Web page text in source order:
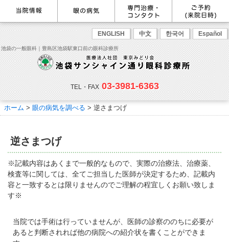
ENGLISH 中文 한국어 Español
池袋の一般眼科｜豊島区池袋駅東口前の眼科診療所
TEL・FAX 03-3981-6363
最新情報
感染症予防のための衛生環境整
備の取り組み
医師のご紹介
当院勤務医師のご紹介 ごあいさつ
院内の様子・設備
院内の様子 検査･治療･手術機器
診療のご案内・アクセス
アクセス
い
診察の流れ
リンク
よくある質問
パンフレットのダウンロード
眼の病気を調べる
病名から探す
症状から探す
目の構造から探す
主な眼科疾患
緑内障 網膜疾患
眼精疲労
ドライアイ
ものもらい
花粉症
白内障
アレルギー性結膜炎
コンタクトレンズ診
学校近視について
点眼液・眼軟膏について
眼科専門治療・特設ページ
緑内障専門治療ページ
角膜疾患専門治療ページ
ドライアイ専門治療ページ
網膜・硝子体専門治療ページ
黄斑疾患専門治療ページ
ぶどう膜炎専門治療ページ
白内障専門治療ページ
花粉症専門ページ
眼形成診療ページ
コンタクトレンズ診療
抗VEGF抗体療法
ボツリヌス療法
東口眼科医院)
コンタクトレンズ診療
コンタクトレンズの種類と特徴
しばらく眼科受診していない方
へ
初めてコンタクトレンズを使う
WEB予約(来院日時の設定)
一般眼科診療を予約
コンタクトレンズ診療を予約
緑内障専門治療を予約
角膜専門治療を予約
ドライアイ専門治療を予約
網膜・硝子体専門治療を予約
白内障専門治療を予約
白内障手術公開講座を予約
黄斑専門治療を予約
予約をキャンセルする
ご予約
ホーム > 眼の病気を調べる > 逆さまつげ
逆さまつげ
※記載内容はあくまで一般的なもので、実際の治療法、治療薬、
検査等に関しては、全てご担当した医師が決定するため、記載内
容と一致するとは限りませんのでご理解の程宜しくお願い致しま
す※
当院では手術は行っていませんが、医師の診察ののちに必要が
あると判断されれば他の病院への紹介状を書くことができま